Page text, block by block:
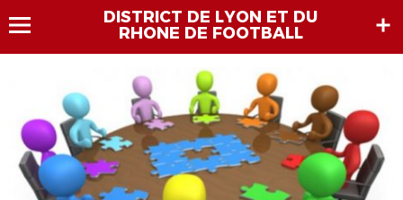
DISTRICT DE LYON ET DU
RHONE DE FOOTBALL